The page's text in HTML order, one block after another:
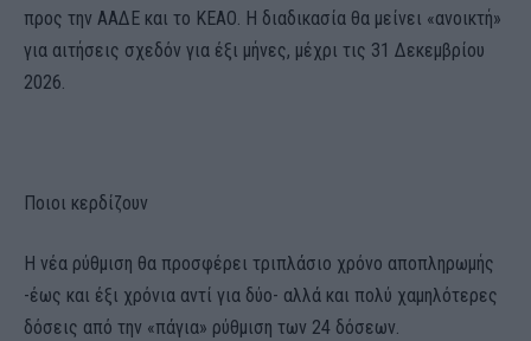
προς την ΑΑΔΕ και το ΚΕΑΟ. Η διαδικασία θα μείνει «ανοικτή»
για αιτήσεις σχεδόν για έξι μήνες, μέχρι τις 31 Δεκεμβρίου
2026.
Ποιοι κερδίζουν
Η νέα ρύθμιση θα προσφέρει τριπλάσιο χρόνο αποπληρωμής
-έως και έξι χρόνια αντί για δύο- αλλά και πολύ χαμηλότερες
δόσεις από την «πάγια» ρύθμιση των 24 δόσεων.